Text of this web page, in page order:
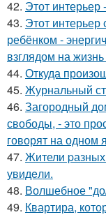
42. Этот
43. Этот
ребёнком -
взглядом на
44. Откуда
45. Журнальный
46. Загородный
свободы, - это
говорят на одном
47. Жители
увидeли.
48. Волшебное
49. Квартира,